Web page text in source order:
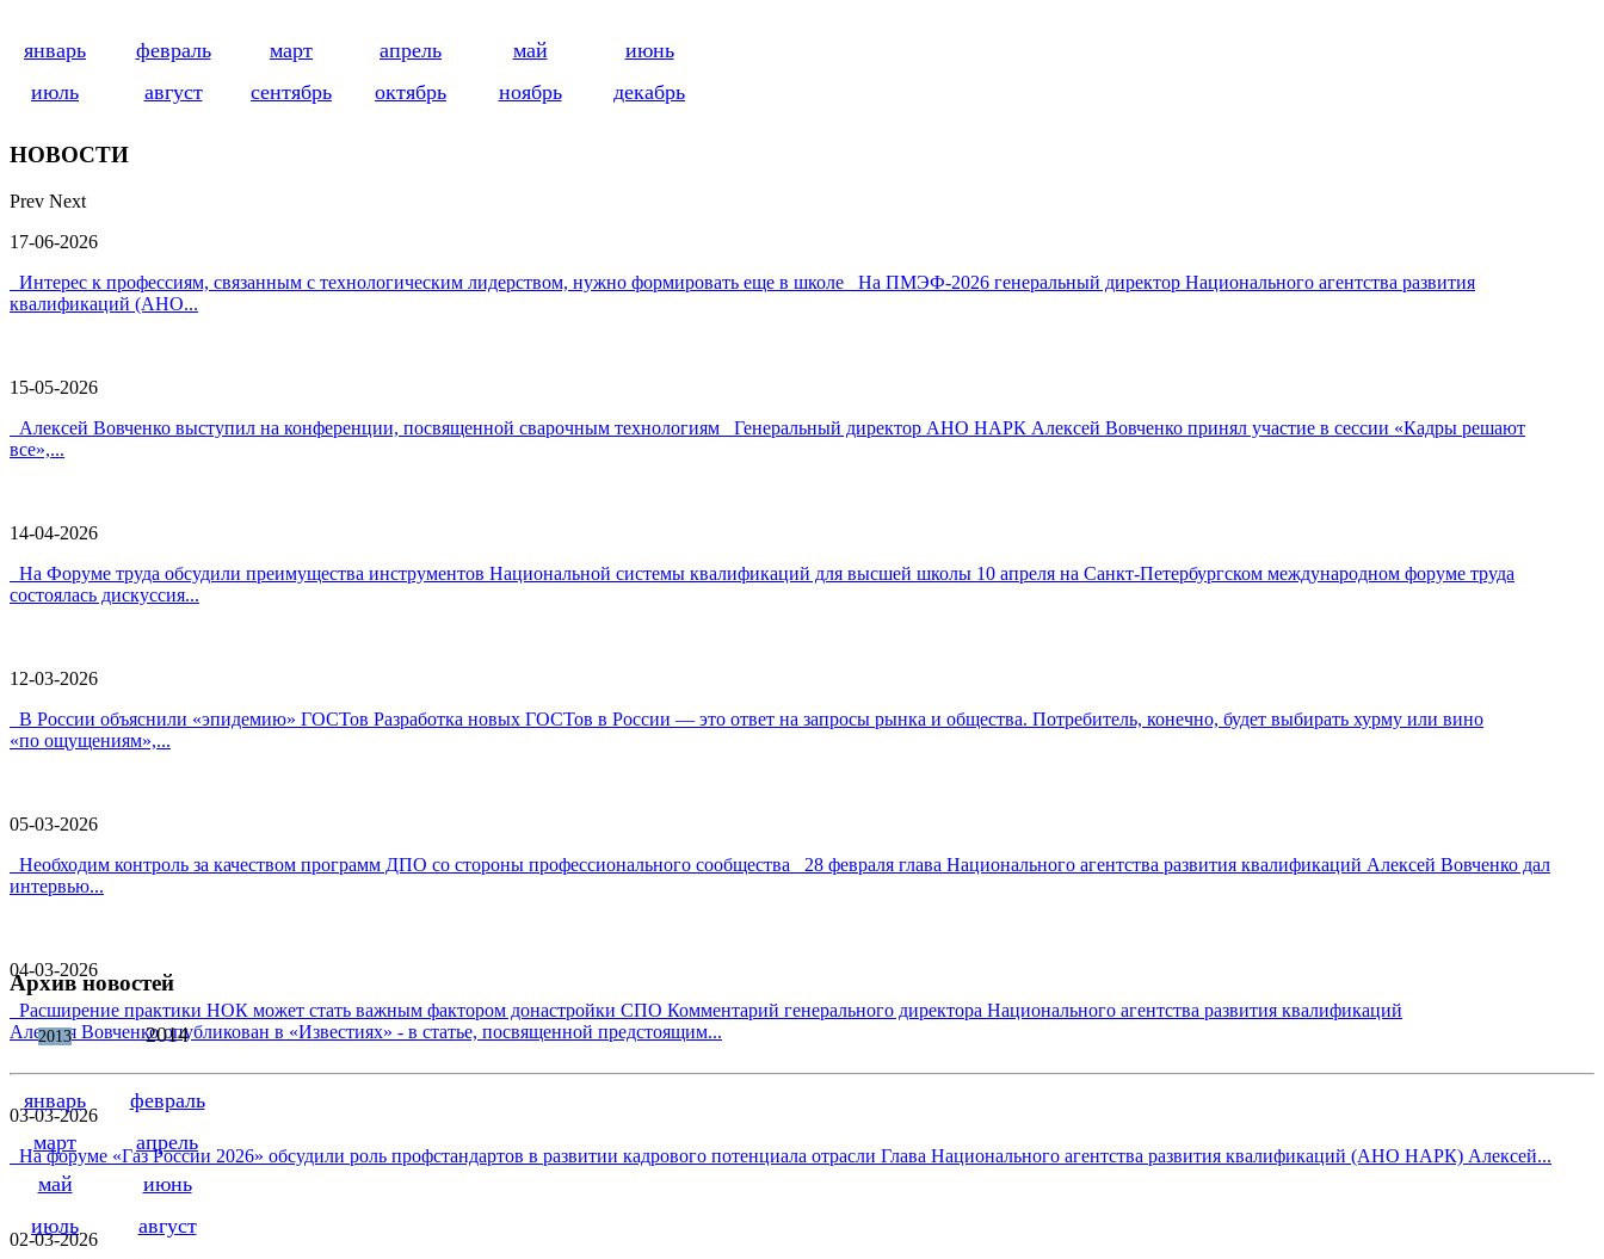
январь февраль март апрель май
июнь
июль
август сентябрь октябрь ноябрь декабрь
НОВОСТИ
Prev Next
17-06-2026
Интерес к профессиям, связанным с технологическим лидерством, нужно формировать еще в школе На ПМЭФ-2026 генеральный директор Национального агентства развития
квалификаций (АНО...
15-05-2026
Алексей Вовченко выступил на конференции, посвященной сварочным технологиям Генеральный директор АНО НАРК Алексей Вовченко принял участие в сессии «Кадры решают
все»,...
14-04-2026
На Форуме труда обсудили преимущества инструментов Национальной системы квалификаций для высшей школы 10 апреля на Санкт-Петербургском международном форуме труда
состоялась дискуссия...
12-03-2026
В России объяснили «эпидемию» ГОСТов Разработка новых ГОСТов в России — это ответ на запросы рынка и общества. Потребитель, конечно, будет выбирать хурму или вино
«по ощущениям»,...
05-03-2026
Необходим контроль за качеством программ ДПО со стороны профессионального сообщества 28 февраля глава Национального агентства развития квалификаций Алексей Вовченко дал
интервью...
04-03-2026
Расширение практики НОК может стать важным фактором донастройки СПО Комментарий генерального директора Национального агентства развития квалификаций
Алексея Вовченко опубликован в «Известиях» - в статье, посвященной предстоящим...
03-03-2026
На форуме «Газ России 2026» обсудили роль профстандартов в развитии кадрового потенциала отрасли Глава Национального агентства развития квалификаций (АНО НАРК) Алексей...
02-03-2026
Архив новостей
2013 2014
январь
февраль
март
апрель
май
июнь
июль
август